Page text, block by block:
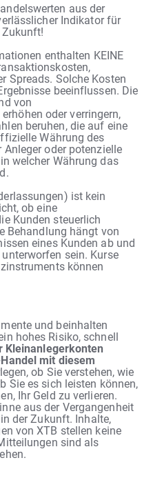
aus der
Indikator für
enthalten KEINE
Spreads. Solche Kosten
beeinflussen. Die
von
oder verringern,
beruhen, die auf eine
Währung des
oder potenzielle
welcher Währung das
ist kein
ob eine
Kunden steuerlich
Behandlung hängt von
eines Kunden ab und
sein. Kurse
können
und beinhalten
hohes Risiko, schnell
Kleinanlegerkonten
mit diesem
ob Sie verstehen, wie
Sie es sich leisten können,
Ihr Geld zu verlieren.
aus der Vergangenheit
der Zukunft. Inhalte,
von XTB stellen keine
sind als